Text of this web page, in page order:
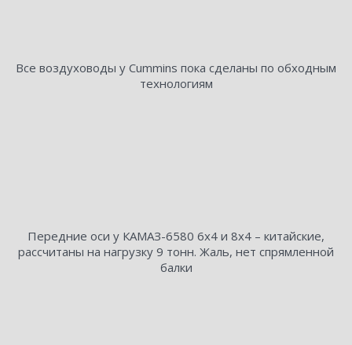
Все воздуховоды у Cummins пока сделаны по обходным
технологиям
Передние оси у КАМАЗ-6580 6х4 и 8х4 – китайские,
рассчитаны на нагрузку 9 тонн. Жаль, нет спрямленной
балки